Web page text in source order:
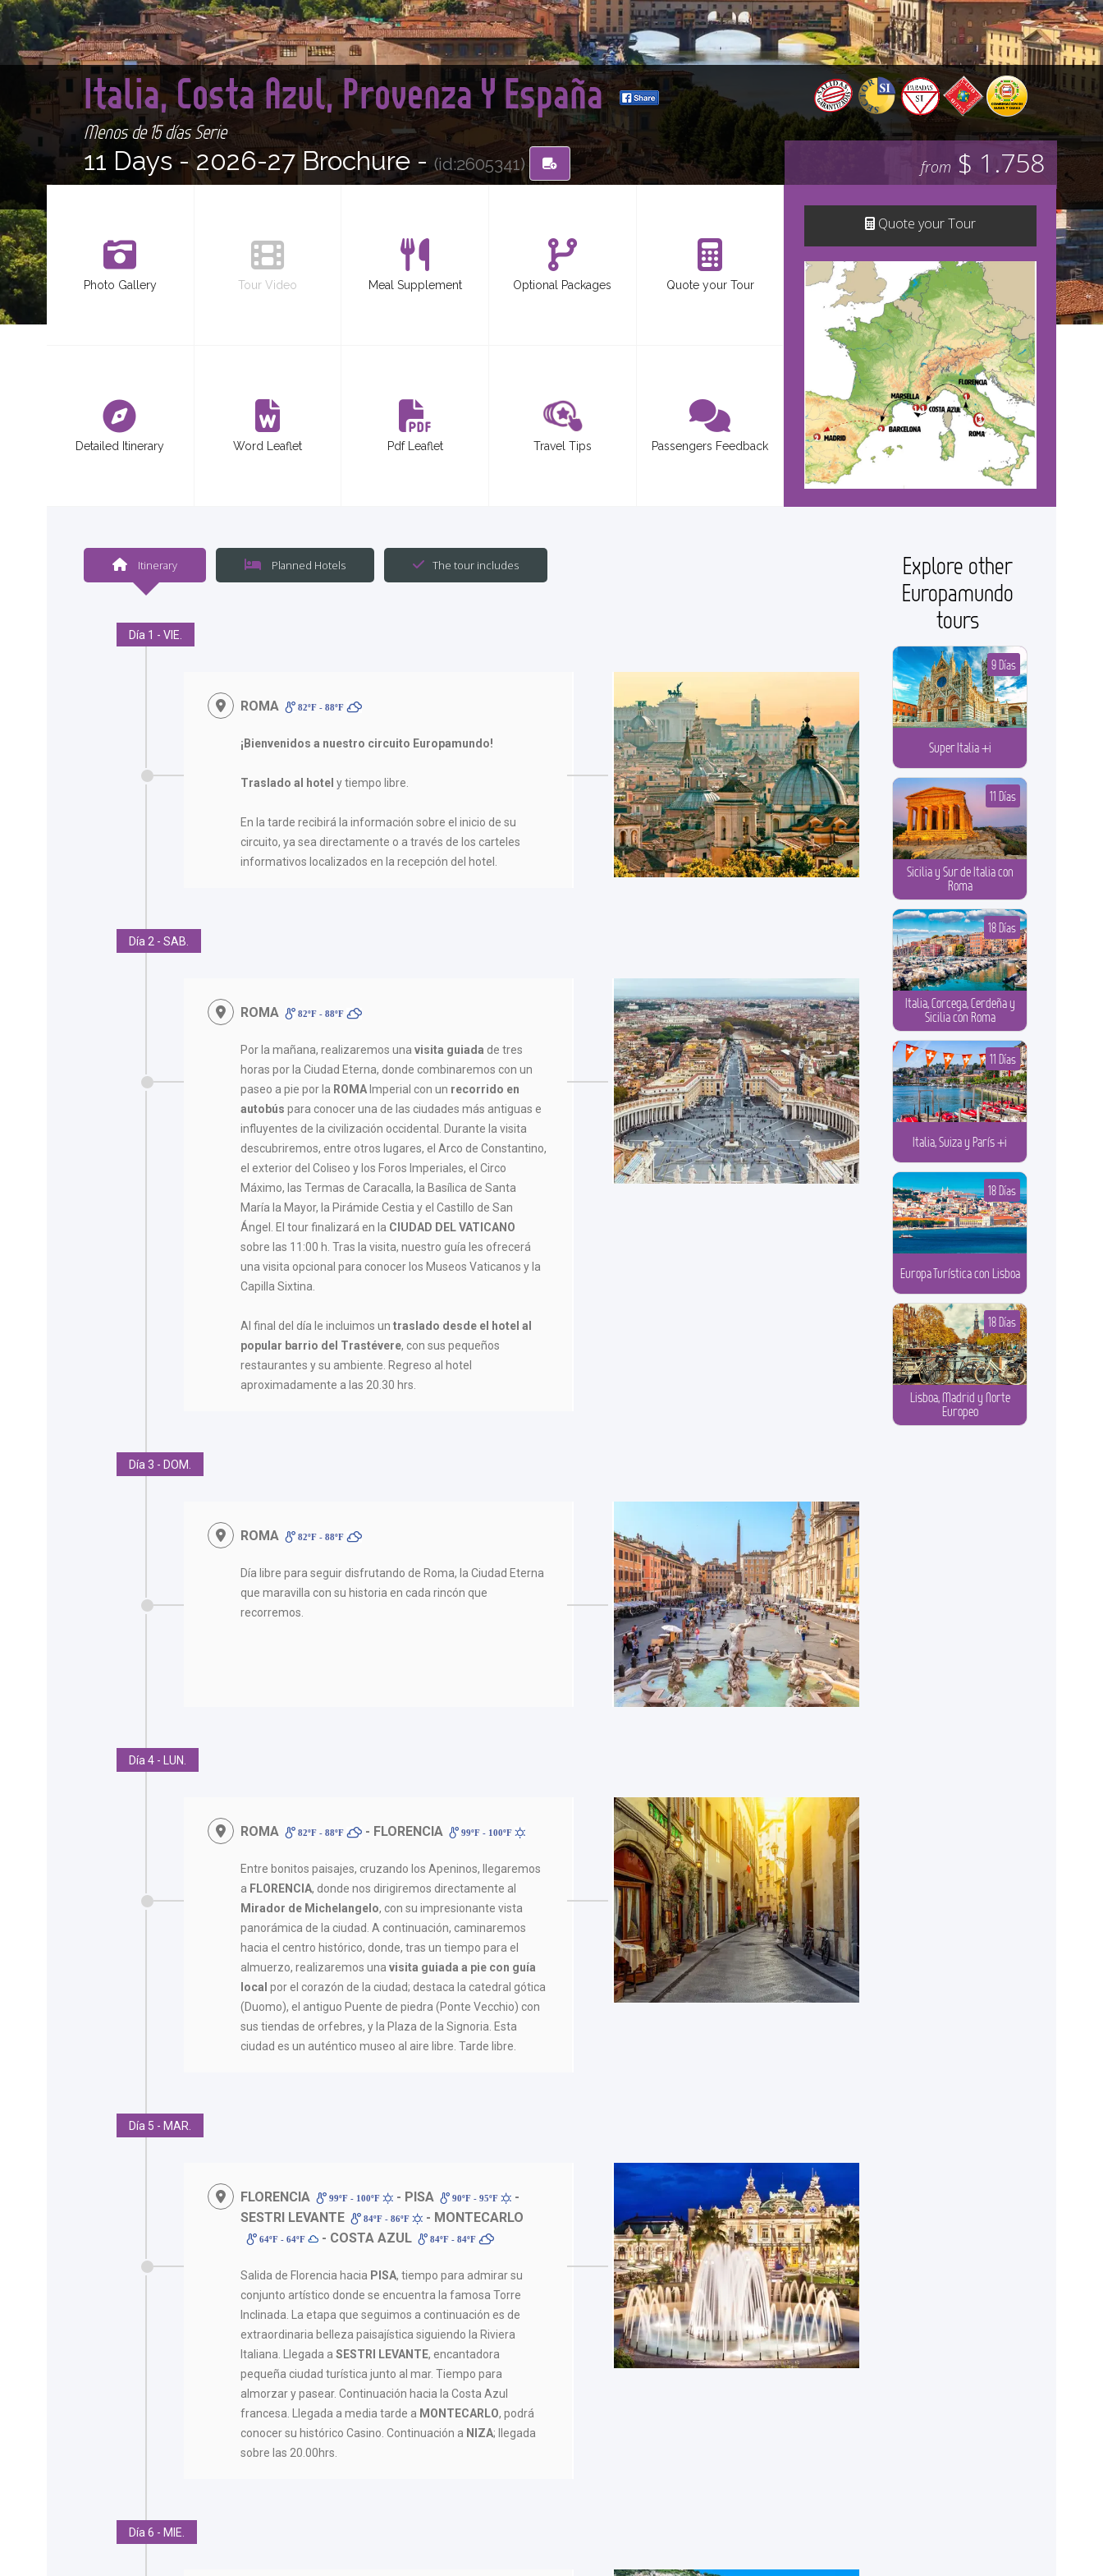
Italia, Costa Azul, Provenza Y España
Menos de 15 días Serie
11 Days -2026-27 Brochure -(id:2605341)
Photo Gallery Tour Video Meal Supplement Optional Packages Quote your Tour
Detailed Itinerary Word Leaflet Pdf Leaflet Travel Tips Passengers Feedback
from $ 1.758
Quote your Tour
Itinerary Planned Hotels The tour includes
Día 1 - VIE.
ROMA 82ºF - 88ºF
¡Bienvenidos a nuestro circuito Europamundo!
Traslado al hotel y tiempo libre.
En la tarde recibirá la información sobre el inicio de su
circuito, ya sea directamente o a través de los carteles
informativos localizados en la recepción del hotel.
Día 2 - SAB.
ROMA 82ºF - 88ºF
Por la mañana, realizaremos unavisita guiada de tres
horas por la Ciudad Eterna, donde combinaremos con un
paseo a pie por la ROMA Imperial con un recorrido en
autobús para conocer una de las ciudades más antiguas e
influyentes de la civilización occidental. Durante la visita
descubriremos, entre otros lugares, el Arco de Constantino,
el exterior del Coliseo y los Foros Imperiales, el Circo
Máximo, las Termas de Caracalla, la Basílica de Santa
María la Mayor, la Pirámide Cestia y el Castillo de San
Ángel. El tour finalizará en la CIUDAD DEL VATICANO
sobre las 11:00 h. Tras la visita, nuestro guía les ofrecerá
una visita opcional para conocer los Museos Vaticanos y la
Capilla Sixtina.
Al final del día le incluimos un traslado desde el hotel al
popular barrio del Trastévere, con sus pequeños
restaurantes y su ambiente. Regreso al hotel
aproximadamente a las 20.30 hrs.
Día 3 - DOM.
ROMA 82ºF - 88ºF
Día libre para seguir disfrutando de Roma, la Ciudad Eterna
que maravilla con su historia en cada rincón que
recorremos.
Día 4 - LUN.
ROMA 82ºF - 88ºF - FLORENCIA 99ºF - 100ºF
Entre bonitos paisajes, cruzando los Apeninos, llegaremos
a FLORENCIA, donde nos dirigiremos directamente al
Mirador de Michelangelo, con su impresionante vista
panorámica de la ciudad. A continuación, caminaremos
hacia el centro histórico, donde, tras un tiempo para el
almuerzo, realizaremos unavisita guiada a pie con guía
localpor el corazón de la ciudad; destaca la catedral gótica
(Duomo), el antiguo Puente de piedra (Ponte Vecchio) con
sus tiendas de orfebres, y la Plaza de la Signoria. Esta
ciudad es un auténtico museo al aire libre. Tarde libre.
Día 5 - MAR.
FLORENCIA 99ºF - 100ºF - PISA 90ºF - 95ºF
-
SESTRI LEVANTE
84ºF - 86ºF - MONTECARLO
64ºF - 64ºF - COSTA AZUL 84ºF - 84ºF
Salida de Florencia hacia PISA, tiempo para admirar su
conjunto artístico donde se encuentra la famosa Torre
Inclinada. La etapa que seguimos a continuación es de
extraordinaria belleza paisajística siguiendo la Riviera
Italiana. Llegada aSESTRI LEVANTE, encantadora
pequeña ciudad turística junto al mar. Tiempo para
almorzar y pasear. Continuación hacia la Costa Azul
francesa. Llegada a media tarde a MONTECARLO, podrá
conocer su histórico Casino. Continuación a NIZA; llegada
sobre las 20.00hrs.
Día 6 - MIE.
Explore other
Europamundo
tours
Super Italia +i
9 Días
Sicilia y Sur de Italia con
Roma
11 Días
Italia, Corcega, Cerdeña y
Sicilia con Roma
18 Días
Italia, Suiza y París +i
11 Días
Europa Turística con Lisboa
18 Días
Lisboa, Madrid y Norte
Europeo
18 Días